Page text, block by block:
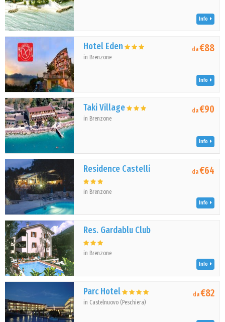
Info
Hotel Eden
in Brenzone
da€88
Info
Taki Village
in Brenzone
da€90
Info
Residence Castelli
in Brenzone
da€64
Info
Res. Gardablu Club
in Brenzone
Info
Parc Hotel
in Castelnuovo (Peschiera)
da€82